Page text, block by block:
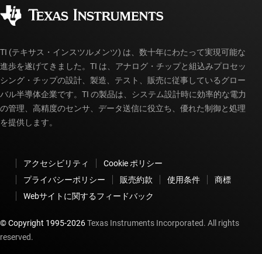
myTI アカウントの FAQ
TI (テキサス・インスツルメンツ) は、数十年にわたって実現可能な
進歩を遂げてきました。TI は、アナログ・チップと組込みプロセッ
シング・チップの設計、製造、テスト、販売に従事しているグロー
バル半導体企業です。TI の製品は、システム設計時に効率的な電力
の管理、高精度のセンサ、データ送信に役立ち、優れた制御と処理
を提供します。
アクセシビリティ
Cookie ポリシー
プライバシーポリシー
販売約款 使用条件
商標
Webサイトに関するフィードバック
© Copyright 1995-2026Texas Instruments Incorporated. All rights
reserved.